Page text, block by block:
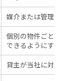
媒介または管理を
個別の物件ごとに
できるようにする
貸主が当社に対し